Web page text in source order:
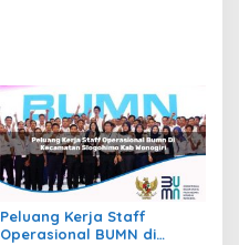
Peluang Kerja Staff
Operasional BUMN di